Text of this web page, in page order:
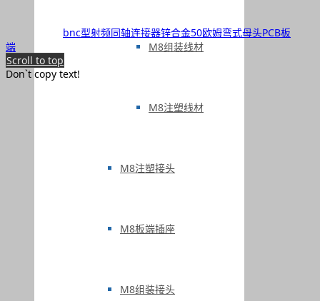
M8组装线材
M8注塑线材
M8注塑接头
M8板端插座
M8组装接头
bnc型射频同轴连接器锌合金50欧姆弯式母头PCB板
端
Scroll to top
Don`t copy text!